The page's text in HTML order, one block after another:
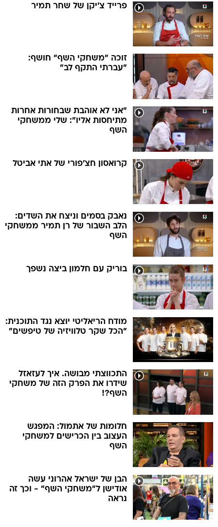
פרייד צ'יקן של שחר תמיר
זוכה "משחקי השף" חושף:
"עברתי התקף לב"
"אני לא אוהבת שבחורות אחרות
מתיחסות אליו": שלי ממשחקי
השף
קרואסון חצ'פורי של אתי אביטל
נאבק בסמים וניצח את השדים:
הלב השבור של רן תמיר ממשחקי
השף
בוריק עם חלמון ביצה נשפך
מודח הריאליטי יוצא נגד התוכנית:
"הכל שקר טלוויזיה של טיפשים"
התכווצתי מבושה. איך לעזאזל
שידרו את הפרק הזה של משחקי
השף?!
חלומות של אתמול: המפגש
העצוב בין הכרישים למשחקי
השף
הבן של ישראל אהרוני עשה
אודישן ל"משחקי השף" - וכך זה
נראה